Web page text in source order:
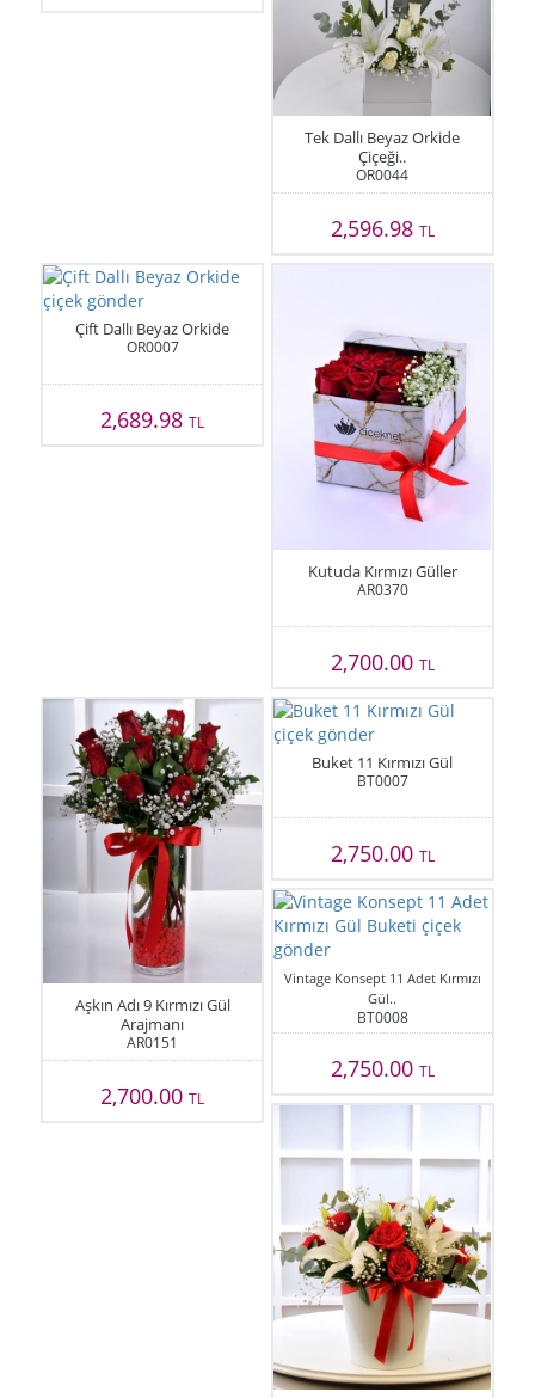
Tek Dallı Beyaz Orkide
Çiçeği..
OR0044
2,596.98 TL
Çift Dallı Beyaz Orkide
OR0007
2,689.98TL
Kutuda Kırmızı Güller
AR0370
2,700.00 TL
Aşkın Adı 9 Kırmızı Gül
Arajmanı
AR0151
2,700.00TL
Buket 11 Kırmızı Gül
BT0007
2,750.00 TL
Vintage Konsept 11 Adet Kırmızı
Gül..
BT0008
2,750.00 TL